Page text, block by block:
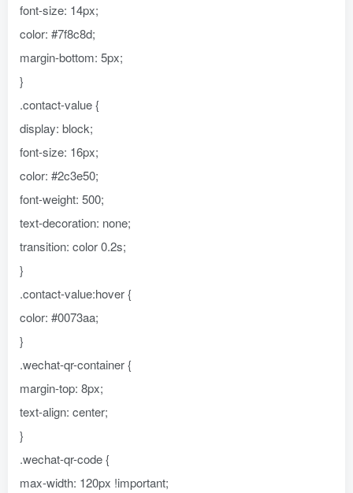
font-size: 14px;
color: #7f8c8d;
margin-bottom: 5px;
}
.contact-value {
display: block;
font-size: 16px;
color: #2c3e50;
font-weight: 500;
text-decoration: none;
transition: color 0.2s;
}
.contact-value:hover {
color: #0073aa;
}
.wechat-qr-container {
margin-top: 8px;
text-align: center;
}
.wechat-qr-code {
max-width: 120px !important;